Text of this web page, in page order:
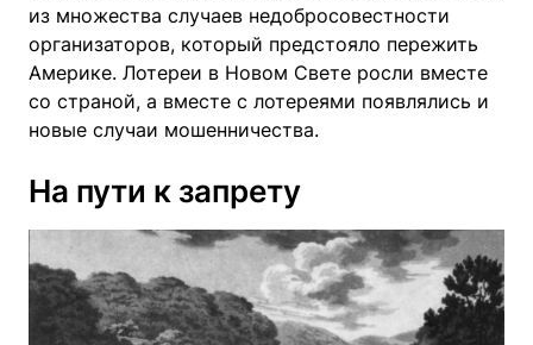
из множества случаев недобросовестности
организаторов, который предстояло пережить
Америке. Лотереи в Новом Свете росли вместе
со страной, а вместе с лотереями появлялись и
новые случаи мошенничества.
На пути к запрету